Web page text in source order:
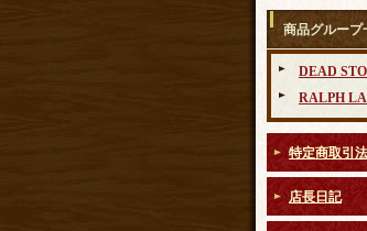
商品グループ
DEAD
RALPH
特定商取引
店長日記